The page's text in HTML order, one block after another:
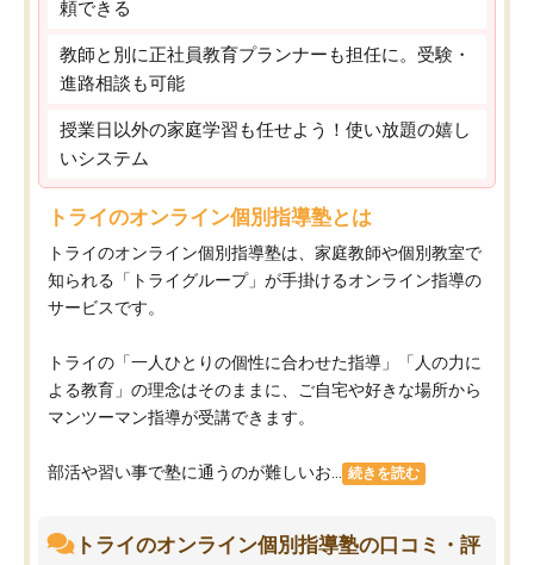
頼できる
教師と別に正社員教育プランナーも担任に。受験・
進路相談も可能
授業日以外の家庭学習も任せよう！使い放題の嬉し
いシステム
トライのオンライン個別指導塾とは
トライのオンライン個別指導塾は、家庭教師や個別教室で
知られる「トライグループ」が手掛けるオンライン指導の
サービスです。
トライの「一人ひとりの個性に合わせた指導」「人の力に
よる教育」の理念はそのままに、ご自宅や好きな場所から
マンツーマン指導が受講できます。
部活や習い事で塾に通うのが難しいお... 続きを読む
トライのオンライン個別指導塾の口コミ・評